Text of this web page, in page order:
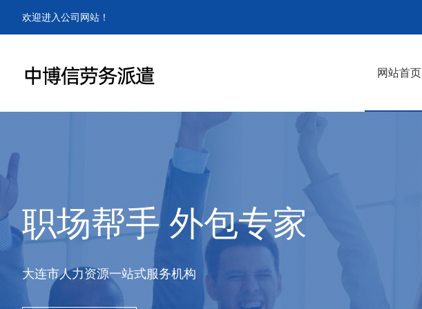
欢迎进入公司网站！
网站首页
职场帮手 外包专家
大连市人力资源一站式服务机构